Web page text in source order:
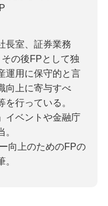
長室、証券業務
の後FPとして独
運用に保守的と言
向上に寄与すべ
を行っている。
イベントや金融庁
向上のためのFPの